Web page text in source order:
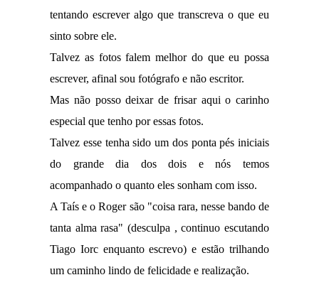
tentando escrever algo que transcreva o que eu
sinto sobre ele.
Talvez as fotos falem melhor do que eu possa
escrever, afinal sou fotógrafo e não escritor.
Mas não posso deixar de frisar aqui o carinho
especial que tenho por essas fotos.
Talvez esse tenha sido um dos ponta pés iniciais
do grande dia dos dois e nós temos
acompanhado o quanto eles sonham com isso.
A Taís e o Roger são "coisa rara, nesse bando de
tanta alma rasa" (desculpa , continuo escutando
Tiago Iorc enquanto escrevo) e estão trilhando
um caminho lindo de felicidade e realização.